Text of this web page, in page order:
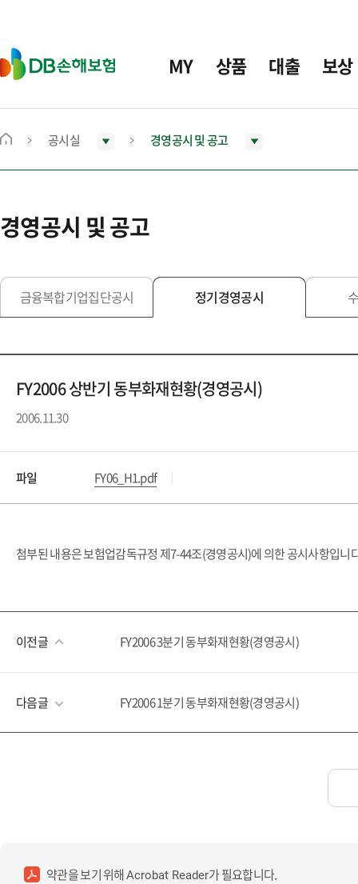
D
B
보
MY 상품 대출 보상
메
으
로
동
공시실 경영공시 및 공고
경영공시 및 공고
금융복합기업집단공시 정기경영공시
FY2006 상반기 동부화재현황(경영공시)
2006.11.30
파일 FY06_H1.pdf
첨부된 내용은 보험업감독규정 제7-44조(경영공시)에 의한 공시사항입니
이전글 FY2006 3분기 동부화재현황(경영공시)
다음글 FY2006 1분기 동부화재현황(경영공시)
약관을 보기 위해Acrobat Reader가 필요합니다.